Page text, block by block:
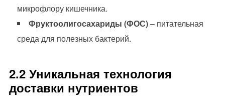
микрофлору кишечника.
Фруктоолигосахариды (ФОС)– питательная
среда для полезных бактерий.
2.2 Уникальная технология
доставки нутриентов